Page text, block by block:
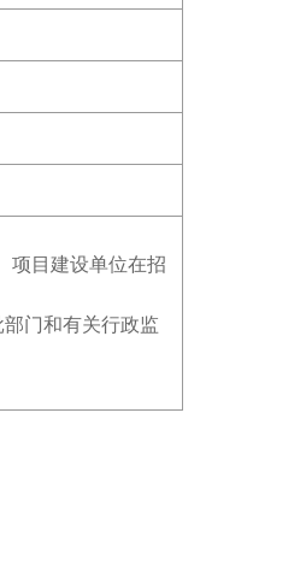
项目建设单位在招
门和有关行政监